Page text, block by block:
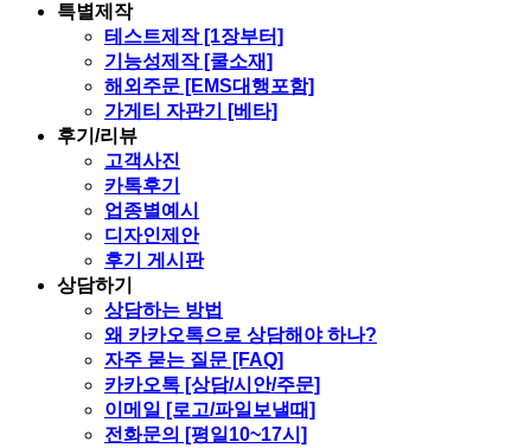
특별제작
테스트제작 [1장부터]
기능성제작 [쿨소재]
해외주문 [EMS대행포함]
가게티 자판기 [베타]
후기/리뷰
고객사진
카톡후기
업종별예시
디자인제안
후기 게시판
상담하기
상담하는 방법
왜 카카오톡으로 상담해야 하나?
자주 묻는 질문 [FAQ]
카카오톡 [상담/시안/주문]
이메일 [로고/파일보낼때]
전화문의 [평일10~17시]